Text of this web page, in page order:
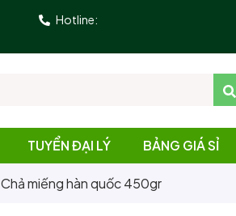
Hotline:
TUYỂN ĐẠI LÝ BẢNG GIÁ SỈ
Chả miếng hàn quốc 450gr